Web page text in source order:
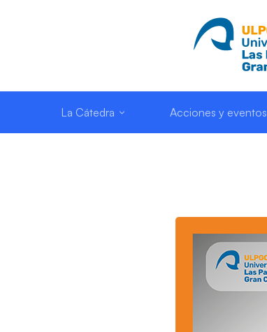
La Cátedra Acciones y eventos